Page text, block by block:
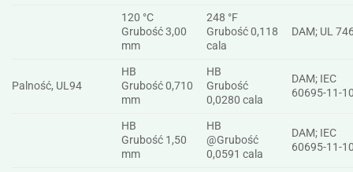
120 °C
Grubość 3,00
mm
248 °F
Grubość 0,118
cala
DAM; UL
Palność, UL94
HB
Grubość 0,710
mm
HB
Grubość
0,0280 cala
DAM; IEC
60695-11-
HB
Grubość 1,50
mm
HB
@Grubość
0,0591 cala
DAM; IEC
60695-11-